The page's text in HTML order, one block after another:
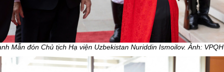
Mẫn đón Chủ tịch Hạ viện Uzbekistan Nuriddin Ismoilov. Ảnh: VPQH